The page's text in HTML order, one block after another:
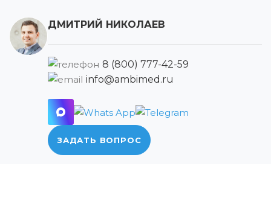
ДМИТРИЙ НИКОЛАЕВ
8 (800) 777-42-59
info@ambimed.ru
ЗАДАТЬ ВОПРОС